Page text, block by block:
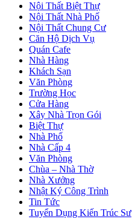
Nội Thất Biệt Thự
Nội Thất Nhà Phố
Nội Thất Chung Cư
Căn Hộ Dịch Vụ
Quán Cafe
Nhà Hàng
Khách Sạn
Văn Phòng
Trường Học
Cửa Hàng
Xây Nhà Trọn Gói
Biệt Thự
Nhà Phố
Nhà Cấp 4
Văn Phòng
Chùa – Nhà Thờ
Nhà Xưởng
Nhật Ký Công Trình
Tin Tức
Tuyển Dụng Kiến Trúc Sư